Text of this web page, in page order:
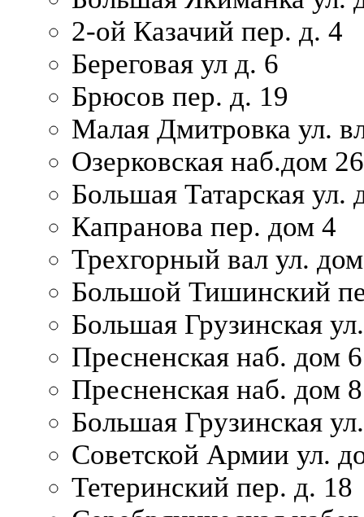
2-ой Казачий пер. д. 4
Береговая ул д. 6
Брюсов пер. д. 19
Малая Дмитровка ул.
Озерковская наб.дом 26
Большая Татарская ул.
Капранова пер. дом 4
Трехгорный вал ул.
Большой Тишинский
Большая Грузинская
Пресненская наб. дом
Пресненская наб. дом 8
Большая Грузинская
Советской Армии ул.
Тетеринский пер. д. 18